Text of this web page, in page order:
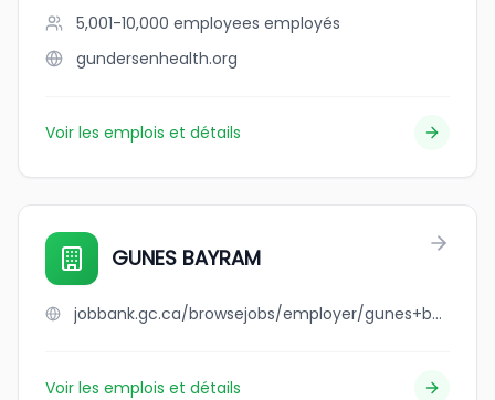
5,001-10,000 employees employés
gundersenhealth.org
Voir les emplois et détails
GUNES BAYRAM
jobbank.gc.ca/browsejobs/employer/gunes+bayram/ca
Voir les emplois et détails